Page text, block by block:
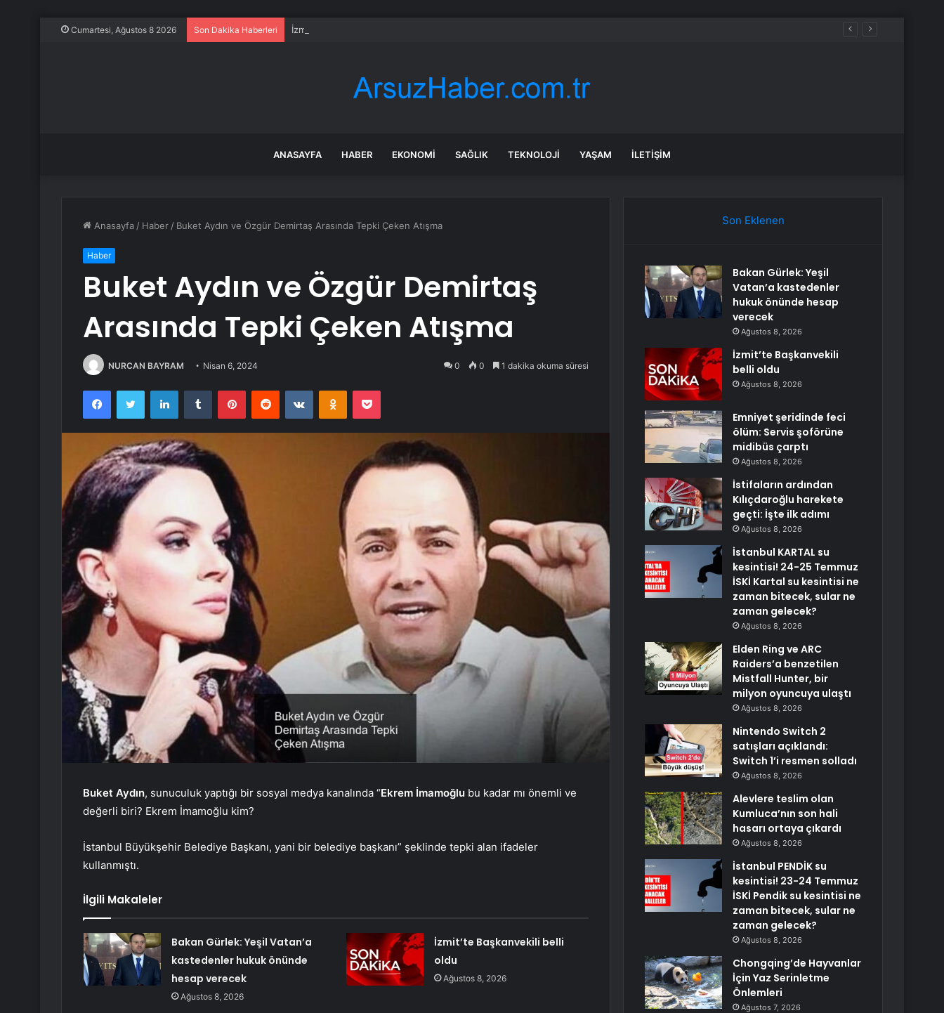
Cumartesi, Ağustos 8 2026 Son Dakika Haberleri İzmit’te Başkanvekili belli oldu
ANASAYFA HABER EKONOMI SAĞLIK TEKNOLOJI YAŞAM İLETIŞIM
Anasayfa / Haber / Buket Aydın ve Özgür Demirtaş Arasında Tepki Çeken Atışma
Haber
Buket Aydın ve Özgür Demirtaş
Arasında Tepki Çeken Atışma
NURCAN BAYRAM Nisan 6, 2024 0 0 1 dakika okuma süresi
FacebookTwitter LinkedInTumblr PinterestReddit VKontakteOdnoklassniki
Pocket
Buket Aydın, sunuculuk yaptığı bir sosyal medya kanalında “Ekrem İmamoğlu bu kadar mı önemli ve
değerli biri? Ekrem İmamoğlu kim?
İstanbul Büyükşehir Belediye Başkanı, yani bir belediye başkanı” şeklinde tepki alan ifadeler
kullanmıştı.
İlgili Makaleler
Bakan Gürlek: Yeşil Vatan’a
kastedenler hukuk önünde
hesap verecek
Ağustos 8, 2026
İzmit’te Başkanvekili belli
oldu
Ağustos 8, 2026
Son Eklenen
Bakan Gürlek: Yeşil
Vatan’a kastedenler
hukuk önünde hesap
verecek
Ağustos 8, 2026
İzmit’te Başkanvekili
belli oldu
Ağustos 8, 2026
Emniyet şeridinde feci
ölüm: Servis şoförüne
midibüs çarptı
Ağustos 8, 2026
İstifaların ardından
Kılıçdaroğlu harekete
geçti: İşte ilk adımı
Ağustos 8, 2026
İstanbul KARTAL su
kesintisi! 24-25 Temmuz
İSKİ Kartal su kesintisi ne
zaman bitecek, sular ne
zaman gelecek?
Ağustos 8, 2026
Elden Ring ve ARC
Raiders’a benzetilen
Mistfall Hunter, bir
milyon oyuncuya ulaştı
Ağustos 8, 2026
Nintendo Switch 2
satışları açıklandı:
Switch 1’i resmen solladı
Ağustos 8, 2026
Alevlere teslim olan
Kumluca’nın son hali
hasarı ortaya çıkardı
Ağustos 8, 2026
İstanbul PENDİK su
kesintisi! 23-24 Temmuz
İSKİ Pendik su kesintisi ne
zaman bitecek, sular ne
zaman gelecek?
Ağustos 8, 2026
Chongqing’de Hayvanlar
İçin Yaz Serinletme
Önlemleri
Ağustos 7, 2026